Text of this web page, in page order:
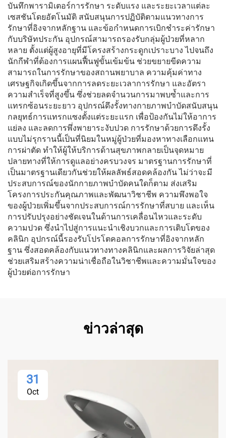
บันทึกพารามิเตอร์การรักษา ระดับแรง และระยะเวลาแต่ละ
เซสชันโดยอัตโนมัติ สนับสนุนการปฏิบัติตามแนวทางการ
รักษาที่อิงจากหลักฐาน และข้อกำหนดการเบิกชำระค่ารักษา
กับบริษัทประกัน อุปกรณ์สามารถรองรับกลุ่มผู้ป่วยที่หลาก
หลาย ตั้งแต่ผู้สูงอายุที่มีโครงสร้างกระดูกเปราะบาง ไปจนถึง
นักกีฬาที่ต้องการแผนฟื้นฟูขั้นเข้มข้น ช่วยขยายขีดความ
สามารถในการรักษาของสถานพยาบาล ความคุ้มค่าทาง
เศรษฐกิจเกิดขึ้นจากการลดระยะเวลาการรักษา และอัตรา
ความสำเร็จที่สูงขึ้น ซึ่งช่วยลดจำนวนการมาพบซ้ำและการ
แทรกซ้อนระยะยาว อุปกรณ์ดึงรั้งทางกายภาพบำบัดสนับสนุน
กลยุทธ์การแทรกแซงตั้งแต่ระยะแรก เพื่อป้องกันไม่ให้อาการ
แย่ลง และลดการพึ่งพายาระงับปวด การรักษาด้วยการดึงรั้ง
แบบไม่รุกรานนี้เป็นที่นิยมในหมู่ผู้ป่วยที่มองหาทางเลือกแทน
การผ่าตัด ทำให้ผู้ให้บริการด้านสุขภาพกลายเป็นจุดหมาย
ปลายทางที่ให้การดูแลอย่างครบวงจร มาตรฐานการรักษาที่
เป็นมาตรฐานเดียวกันช่วยให้ผลลัพธ์สอดคล้องกัน ไม่ว่าจะมี
ประสบการณ์ของนักกายภาพบำบัดคนใดก็ตาม ส่งเสริม
โครงการประกันคุณภาพและพัฒนาวิชาชีพ ความพึงพอใจ
ของผู้ป่วยเพิ่มขึ้นจากประสบการณ์การรักษาที่สบาย และเห็น
การปรับปรุงอย่างชัดเจนในด้านการเคลื่อนไหวและระดับ
ความปวด ซึ่งนำไปสู่การแนะนำเชิงบวกและการเติบโตของ
คลินิก อุปกรณ์นี้รองรับโปรโตคอลการรักษาที่อิงจากหลัก
ฐาน ซึ่งสอดคล้องกับแนวทางทางคลินิกและผลการวิจัยล่าสุด
ช่วยเสริมสร้างความน่าเชื่อถือในวิชาชีพและความมั่นใจของ
ผู้ป่วยต่อการรักษา
ข่าวล่าสุด
31
Oct